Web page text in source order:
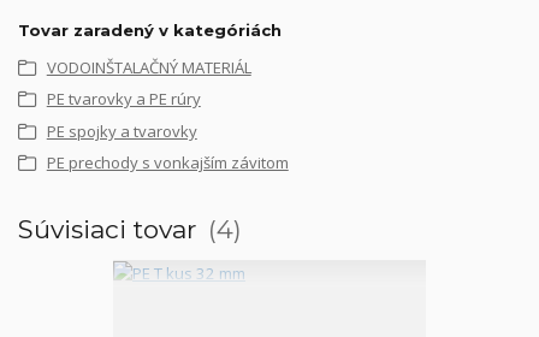
Tovar zaradený v kategóriách
VODOINŠTALAČNÝ MATERIÁL
PE tvarovky a PE rúry
PE spojky a tvarovky
PE prechody s vonkajším závitom
Súvisiaci tovar 4